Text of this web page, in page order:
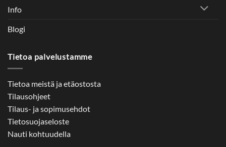
Info
Blogi
Tietoa palvelustamme
Tietoa meistä ja etäostosta
Tilausohjeet
Tilaus- ja sopimusehdot
Tietosuojaseloste
Nauti kohtuudella